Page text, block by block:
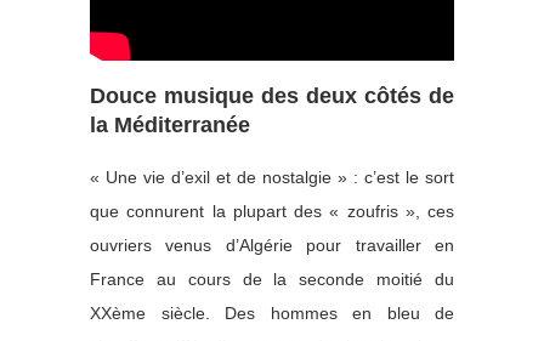
Douce musique des deux côtés de
la Méditerranée
« Une vie d’exil et de nostalgie » : c’est le sort
que connurent la plupart des « zoufris », ces
ouvriers venus d’Algérie pour travailler en
France au cours de la seconde moitié du
XXème siècle. Des hommes en bleu de